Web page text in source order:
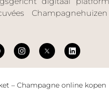
– Champagne online kopen